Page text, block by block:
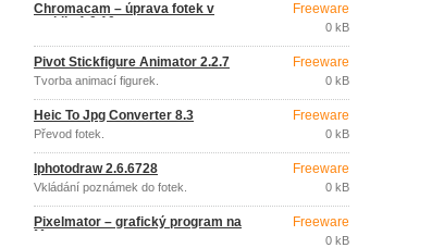
Chromacam – úprava fotek v
mobilu 1.0.10
Freeware
0 kB
Pivot Stickfigure Animator 2.2.7
Tvorba animací figurek.
Freeware
0 kB
Heic To Jpg Converter 8.3
Převod fotek.
Freeware
0 kB
Iphotodraw 2.6.6728
Vkládání poznámek do fotek.
Freeware
0 kB
Pixelmator – grafický program na
Mac
Freeware
0 kB